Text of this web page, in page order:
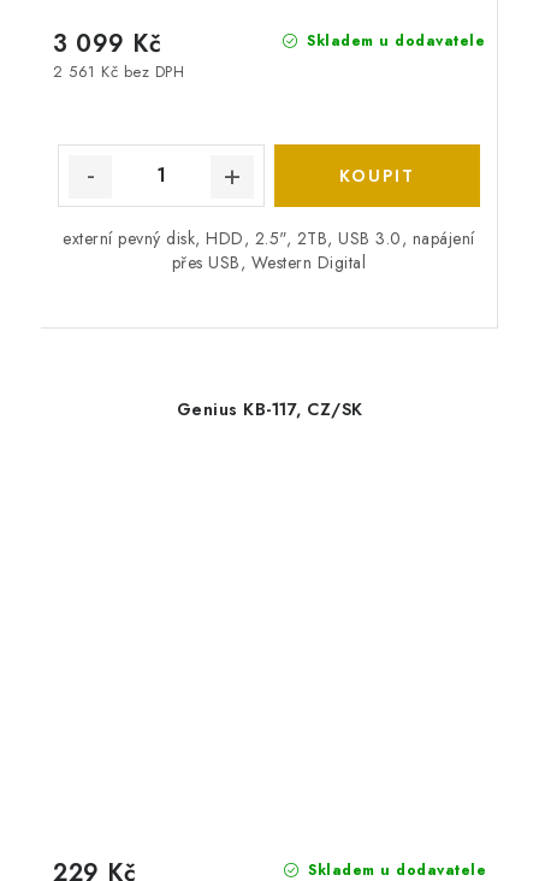
Skladem u dodavatele
2 561 Kč bez DPH
3 099 Kč
externí pevný disk, HDD, 2.5", 2TB, USB 3.0, napájení
přes USB, Western Digital
Genius KB-117, CZ/SK
Skladem u dodavatele
229 Kč